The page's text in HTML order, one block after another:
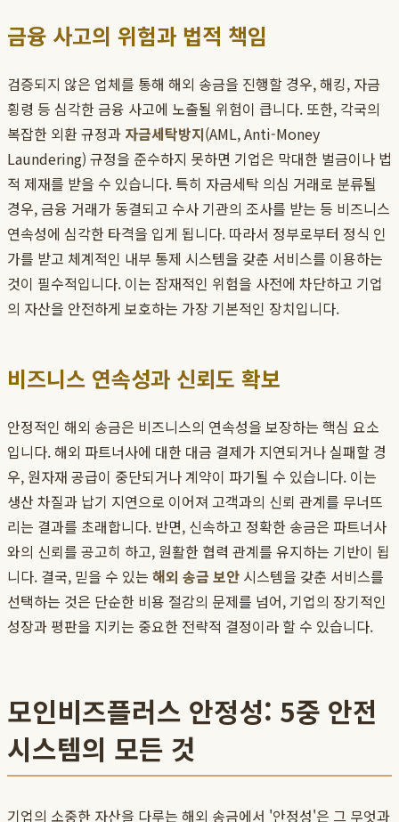
금융 사고의 위험과 법적 책임
검증되지 않은 업체를 통해 해외 송금을 진행할 경우, 해킹, 자금
횡령 등 심각한 금융 사고에 노출될 위험이 큽니다. 또한, 각국의
복잡한 외환 규정과 자금세탁방지(AML, Anti-Money
Laundering) 규정을 준수하지 못하면 기업은 막대한 벌금이나 법
적 제재를 받을 수 있습니다. 특히 자금세탁 의심 거래로 분류될
경우, 금융 거래가 동결되고 수사 기관의 조사를 받는 등 비즈니스
연속성에 심각한 타격을 입게 됩니다. 따라서 정부로부터 정식 인
가를 받고 체계적인 내부 통제 시스템을 갖춘 서비스를 이용하는
것이 필수적입니다. 이는 잠재적인 위험을 사전에 차단하고 기업
의 자산을 안전하게 보호하는 가장 기본적인 장치입니다.
비즈니스 연속성과 신뢰도 확보
안정적인 해외 송금은 비즈니스의 연속성을 보장하는 핵심 요소
입니다. 해외 파트너사에 대한 대금 결제가 지연되거나 실패할 경
우, 원자재 공급이 중단되거나 계약이 파기될 수 있습니다. 이는
생산 차질과 납기 지연으로 이어져 고객과의 신뢰 관계를 무너뜨
리는 결과를 초래합니다. 반면, 신속하고 정확한 송금은 파트너사
와의 신뢰를 공고히 하고, 원활한 협력 관계를 유지하는 기반이 됩
니다. 결국, 믿을 수 있는 해외 송금 보안 시스템을 갖춘 서비스를
선택하는 것은 단순한 비용 절감의 문제를 넘어, 기업의 장기적인
성장과 평판을 지키는 중요한 전략적 결정이라 할 수 있습니다.
모인비즈플러스 안정성: 5중 안전
시스템의 모든 것
기업의 소중한 자산을 다루는 해외 송금에서 '안정성'은 그 무엇과